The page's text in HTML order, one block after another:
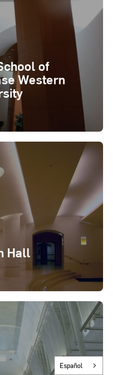
of
Western
Hall
Español